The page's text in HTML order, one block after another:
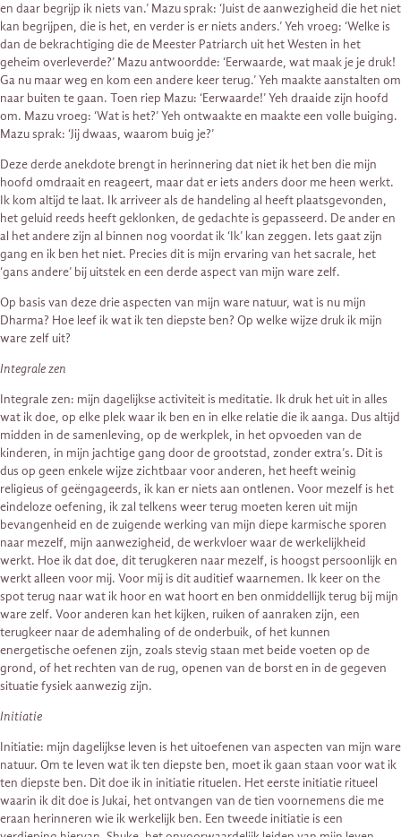
en daar begrijp ik niets van.’ Mazu sprak: ‘Juist de aanwezigheid die het niet
kan begrijpen, die is het, en verder is er niets anders.’ Yeh vroeg: ‘Welke is
dan de bekrachtiging die de Meester Patriarch uit het Westen in het
geheim overleverde?’ Mazu antwoordde: ‘Eerwaarde, wat maak je je druk!
Ga nu maar weg en kom een andere keer terug.’ Yeh maakte aanstalten om
naar buiten te gaan. Toen riep Mazu: ‘Eerwaarde!’ Yeh draaide zijn hoofd
om. Mazu vroeg: ‘Wat is het?’ Yeh ontwaakte en maakte een volle buiging.
Mazu sprak: ‘Jij dwaas, waarom buig je?’
Deze derde anekdote brengt in herinnering dat niet ik het ben die mijn
hoofd omdraait en reageert, maar dat er iets anders door me heen werkt.
Ik kom altijd te laat. Ik arriveer als de handeling al heeft plaatsgevonden,
het geluid reeds heeft geklonken, de gedachte is gepasseerd. De ander en
al het andere zijn al binnen nog voordat ik ‘Ik’ kan zeggen. Iets gaat zijn
gang en ik ben het niet. Precies dit is mijn ervaring van het sacrale, het
‘gans andere’ bij uitstek en een derde aspect van mijn ware zelf.
Op basis van deze drie aspecten van mijn ware natuur, wat is nu mijn
Dharma? Hoe leef ik wat ik ten diepste ben? Op welke wijze druk ik mijn
ware zelf uit?
Integrale zen
Integrale zen: mijn dagelijkse activiteit is meditatie. Ik druk het uit in alles
wat ik doe, op elke plek waar ik ben en in elke relatie die ik aanga. Dus altijd
midden in de samenleving, op de werkplek, in het opvoeden van de
kinderen, in mijn jachtige gang door de grootstad, zonder extra’s. Dit is
dus op geen enkele wijze zichtbaar voor anderen, het heeft weinig
religieus of geëngageerds, ik kan er niets aan ontlenen. Voor mezelf is het
eindeloze oefening, ik zal telkens weer terug moeten keren uit mijn
bevangenheid en de zuigende werking van mijn diepe karmische sporen
naar mezelf, mijn aanwezigheid, de werkvloer waar de werkelijkheid
werkt. Hoe ik dat doe, dit terugkeren naar mezelf, is hoogst persoonlijk en
werkt alleen voor mij. Voor mij is dit auditief waarnemen. Ik keer on the
spot terug naar wat ik hoor en wat hoort en ben onmiddellijk terug bij mijn
ware zelf. Voor anderen kan het kijken, ruiken of aanraken zijn, een
terugkeer naar de ademhaling of de onderbuik, of het kunnen
energetische oefenen zijn, zoals stevig staan met beide voeten op de
grond, of het rechten van de rug, openen van de borst en in de gegeven
situatie fysiek aanwezig zijn.
Initiatie
Initiatie: mijn dagelijkse leven is het uitoefenen van aspecten van mijn ware
natuur. Om te leven wat ik ten diepste ben, moet ik gaan staan voor wat ik
ten diepste ben. Dit doe ik in initiatie rituelen. Het eerste initiatie ritueel
waarin ik dit doe is Jukai, het ontvangen van de tien voornemens die me
eraan herinneren wie ik werkelijk ben. Een tweede initiatie is een